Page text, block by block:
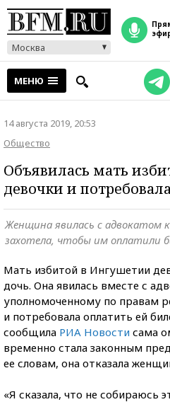
Москва
прямой
МЕНЮ
14 августа 2019, 20:53
Общество
Объявилась мать
девочки и
Женщина явилась с адвокатом
захотела, чтобы им оплатили
Мать избитой в Ингушетии
дочь. Она явилась вместе с
уполномоченному по правам
и потребовала оплатить ей
сообщила РИА Новости сама
временно стала законным
ее словам, она отказала
«Я сказала, что не собираюсь